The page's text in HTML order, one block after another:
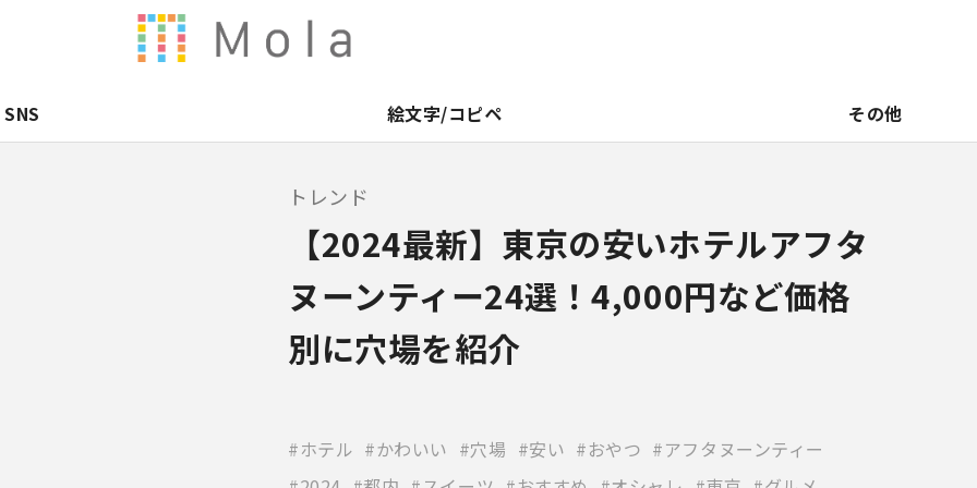
SNS 絵文字/コピペ その他
トレンド
【2024最新】東京の安いホテルアフタ
ヌーンティー24選！4,000円など価格
別に穴場を紹介
ホテル かわいい 穴場 安い おやつ
アフタヌーンティー